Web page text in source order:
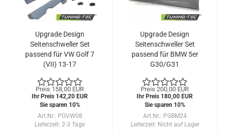
Upgrade Design
Seitenschweller Set
passend für VW Golf 7
(VII) 13-17
Preis 158,00 EUR
Ihr Preis 142,20 EUR
Sie sparen 10%
Art.Nr.: PGVW08
Lieferzeit: 2-3 Tage
Upgrade Design
Seitenschweller Set
passend für BMW 5er
G30/G31
Preis 200,00 EUR
Ihr Preis 180,00 EUR
Sie sparen 10%
Art.Nr.: PGBM24
Lieferzeit: Nicht auf Lager